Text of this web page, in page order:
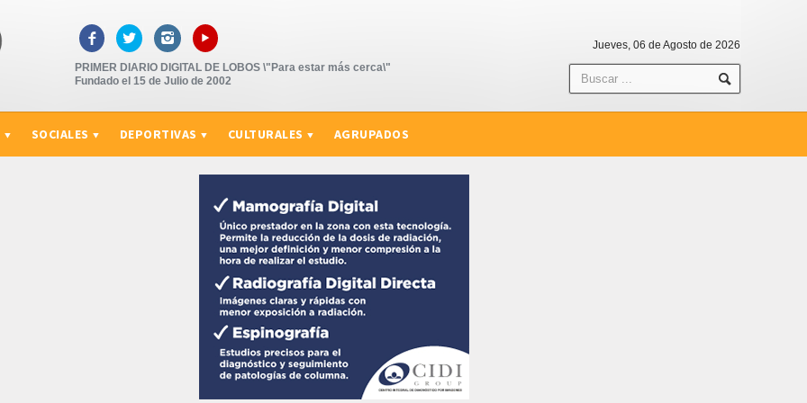
   ▸
PRIMER DIARIO DIGITAL DE LOBOS \"Para estar más cerca\"
Fundado el 15 de Julio de 2002
Jueves, 06 de Agosto de 2026
SOCIALES DEPORTIVAS CULTURALES AGRUPADOS